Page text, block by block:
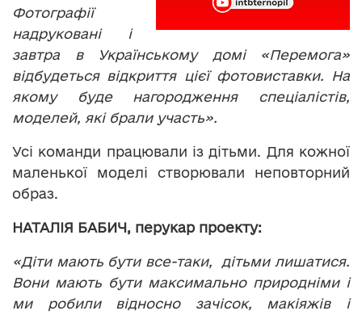
Фотографії
надруковані і
завтра в Українському домі «Перемога»
відбудеться відкриття цієї фотовиставки. На
якому буде нагородження спеціалістів,
моделей, які брали участь».
Усі команди працювали із дітьми. Для кожної
маленької моделі створювали неповторний
образ.
НАТАЛІЯ БАБИЧ, перукар проекту:
«Діти мають бути все-таки, дітьми лишатися.
Вони мають бути максимально природніми і
ми робили відносно зачісок, макіяжів і